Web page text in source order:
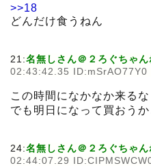
>>18
どんだけ食うねん
21:名無しさん＠２ろぐちゃん
02:43:42.35 ID:mSrAO77Y0
この時間になかなか来るな
でも明日になって買おう
24:名無しさん＠２ろぐちゃん
02:44:07.29